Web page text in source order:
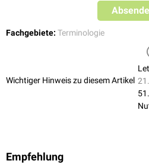
Fachgebiete: Terminologie
Wichtiger Hinweis zu diesem Artikel
Empfehlung